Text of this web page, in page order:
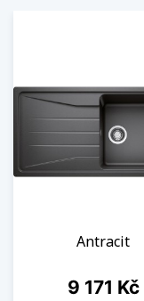
Antracit
Cena
9 171 Kč